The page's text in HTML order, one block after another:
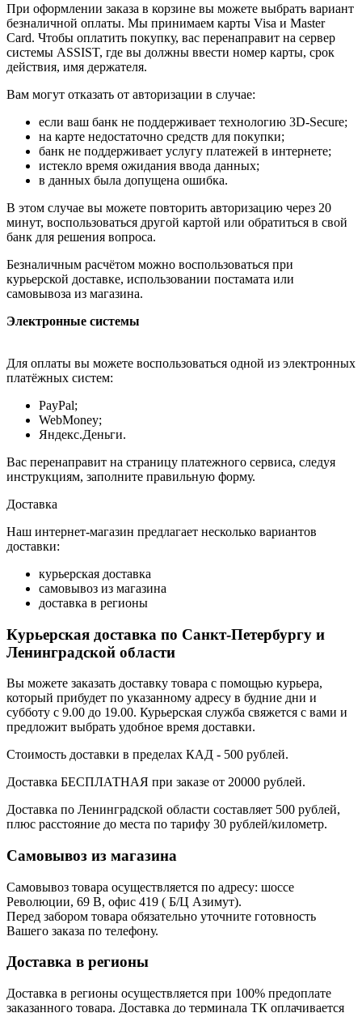
При оформлении заказа в корзине вы можете выбрать вариант
безналичной оплаты. Мы принимаем карты Visa и Master
Card. Чтобы оплатить покупку, вас перенаправит на сервер
системы ASSIST, где вы должны ввести номер карты, срок
действия, имя держателя.
Вам могут отказать от авторизации в случае:
если ваш банк не поддерживает технологию 3D-Secure;
на карте недостаточно средств для покупки;
банк не поддерживает услугу платежей в интернете;
истекло время ожидания ввода данных;
в данных была допущена ошибка.
В этом случае вы можете повторить авторизацию через 20
минут, воспользоваться другой картой или обратиться в свой
банк для решения вопроса.
Безналичным расчётом можно воспользоваться при
курьерской доставке, использовании постамата или
самовывоза из магазина.
Электронные системы
Для оплаты вы можете воспользоваться одной из электронных
платёжных систем:
PayPal;
WebMoney;
Яндекс.Деньги.
Вас перенаправит на страницу платежного сервиса, следуя
инструкциям, заполните правильную форму.
Доставка
Наш интернет-магазин предлагает несколько вариантов
доставки:
курьерская доставка
самовывоз из магазина
доставка в регионы
Курьерская доставка по Санкт-Петербургу и
Ленинградской области
Вы можете заказать доставку товара с помощью курьера,
который прибудет по указанному адресу в будние дни и
субботу с 9.00 до 19.00. Курьерская служба свяжется с вами и
предложит выбрать удобное время доставки.
Стоимость доставки в пределах КАД - 500 рублей.
Доставка БЕСПЛАТНАЯ при заказе от 20000 рублей.
Доставка по Ленинградской области составляет 500 рублей,
плюс расстояние до места по тарифу 30 рублей/километр.
Самовывоз из магазина
Самовывоз товара осуществляется по адресу: шоссе
Революции, 69 В, офис 419 ( Б/Ц Азимут).
Перед забором товара обязательно уточните готовность
Вашего заказа по телефону.
Доставка в регионы
Доставка в регионы осуществляется при 100% предоплате
заказанного товара. Доставка до терминала ТК оплачивается